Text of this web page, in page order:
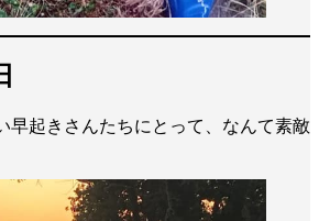
早起きさんたちにとって、なんて素敵